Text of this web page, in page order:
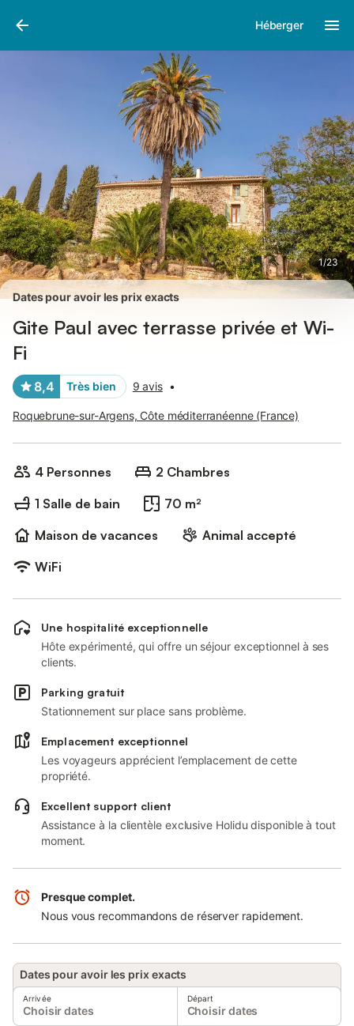
Héberger
1/23
Photos
Dates pour avoir les prix exacts
Gite Paul avec terrasse privée et Wi-
Fi
8,4 Très bien 9 avis •
Roquebrune-sur-Argens, Côte méditerranéenne (France)
4 Personnes
2 Chambres
1 Salle de bain
70 m²
Maison de vacances
Animal accepté
WiFi
Une hospitalité exceptionnelle
Hôte expérimenté, qui offre un séjour exceptionnel à ses
clients.
Parking gratuit
Stationnement sur place sans problème.
Emplacement exceptionnel
Les voyageurs apprécient l’emplacement de cette
propriété.
Excellent support client
Assistance à la clientèle exclusive Holidu disponible à tout
moment.
Presque complet.
Nous vous recommandons de réserver rapidement.
Dates pour avoir les prix exacts
Arrivée
Choisir dates
Départ
Choisir dates